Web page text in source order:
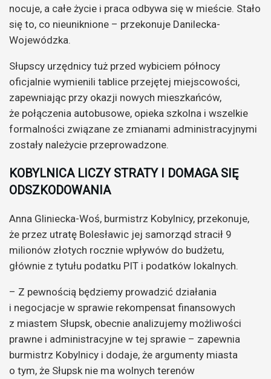
nocuje, a całe życie i praca odbywa się w mieście. Stało
się to, co nieuniknione – przekonuje Danilecka-
Wojewódzka.
Słupscy urzędnicy tuż przed wybiciem północy
oficjalnie wymienili tablice przejętej miejscowości,
zapewniając przy okazji nowych mieszkańców,
że połączenia autobusowe, opieka szkolna i wszelkie
formalności związane ze zmianami administracyjnymi
zostały należycie przeprowadzone.
KOBYLNICA LICZY STRATY I DOMAGA SIĘ
ODSZKODOWANIA
Anna Gliniecka-Woś, burmistrz Kobylnicy, przekonuje,
że przez utratę Bolesławic jej samorząd stracił 9
milionów złotych rocznie wpływów do budżetu,
głównie z tytułu podatku PIT i podatków lokalnych.
– Z pewnością będziemy prowadzić działania
i negocjacje w sprawie rekompensat finansowych
z miastem Słupsk, obecnie analizujemy możliwości
prawne i administracyjne w tej sprawie – zapewnia
burmistrz Kobylnicy i dodaje, że argumenty miasta
o tym, że Słupsk nie ma wolnych terenów